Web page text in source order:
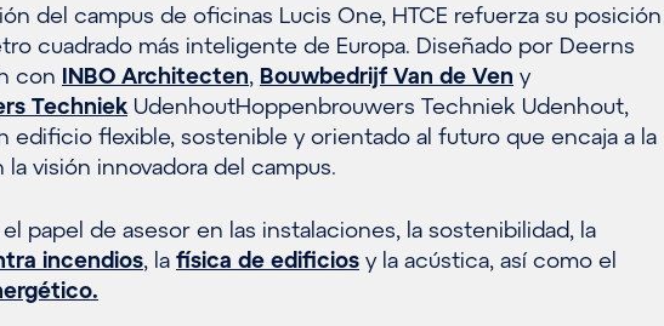
del campus de oficinas Lucis One, HTCE refuerza su posición
cuadrado más inteligente de Europa. Diseñado por Deerns
con INBO Architecten, Bouwbedrijf Van de Ven y
Techniek UdenhoutHoppenbrouwers Techniek Udenhout,
edificio flexible, sostenible y orientado al futuro que encaja a la
visión innovadora del campus.
papel de asesor en las instalaciones, la sostenibilidad, la
incendios, la física de edificios y la acústica, así como el